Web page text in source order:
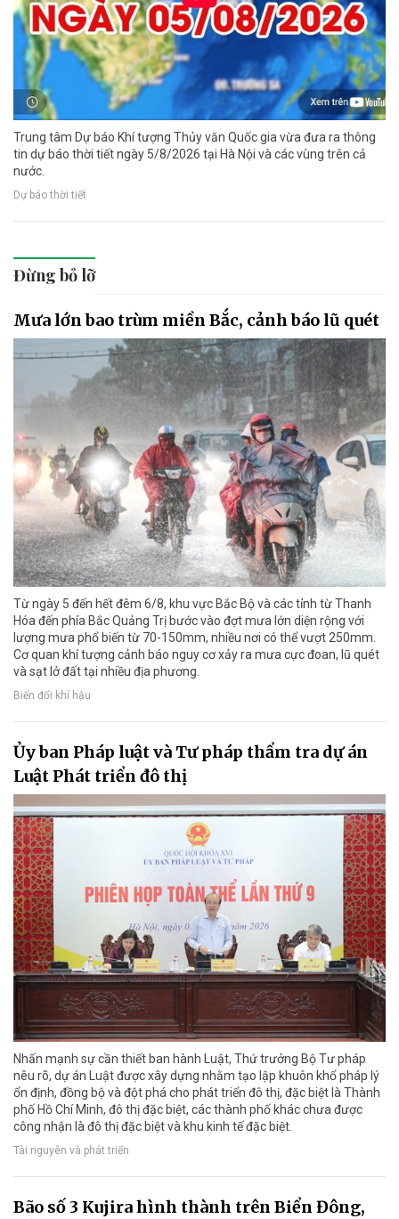
Trung tâm Dự báo Khí tượng Thủy văn Quốc gia vừa đưa ra thông
tin dự báo thời tiết ngày 5/8/2026 tại Hà Nội và các vùng trên cả
nước.
Dự báo thời tiết
Đừng bỏ lỡ
Mưa lớn bao trùm miền Bắc, cảnh báo lũ quét
Từ ngày 5 đến hết đêm 6/8, khu vực Bắc Bộ và các tỉnh từ Thanh
Hóa đến phía Bắc Quảng Trị bước vào đợt mưa lớn diện rộng với
lượng mưa phổ biến từ 70-150mm, nhiều nơi có thể vượt 250mm.
Cơ quan khí tượng cảnh báo nguy cơ xảy ra mưa cực đoan, lũ quét
và sạt lở đất tại nhiều địa phương.
Biến đổi khí hậu
Ủy ban Pháp luật và Tư pháp thẩm tra dự án
Luật Phát triển đô thị
Nhấn mạnh sự cần thiết ban hành Luật, Thứ trưởng Bộ Tư pháp
nêu rõ, dự án Luật được xây dựng nhằm tạo lập khuôn khổ pháp lý
ổn định, đồng bộ và đột phá cho phát triển đô thị, đặc biệt là Thành
phố Hồ Chí Minh, đô thị đặc biệt, các thành phố khác chưa được
công nhận là đô thị đặc biệt và khu kinh tế đặc biệt.
Tài nguyên và phát triển
Bão số 3 Kujira hình thành trên Biển Đông,